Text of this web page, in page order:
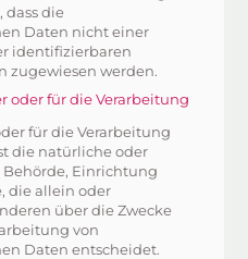
dass die
Daten nicht einer
identifizierbaren
zugewiesen werden.
oder für die Verarbeitung
für die Verarbeitung
die natürliche oder
Behörde, Einrichtung
die allein oder
über die Zwecke
von
Daten entscheidet.